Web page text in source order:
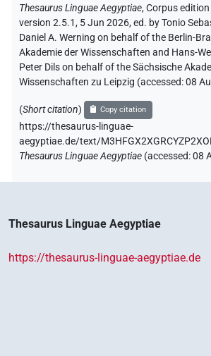
Thesaurus Linguae Aegyptiae,Corpus
version 2.5.1, 5 Jun 2026, ed. by Tonio
Daniel A. Werning on behalf of the Berlin-
Akademie der Wissenschaften and Hans-
Peter Dils on behalf of the Sächsische
Wissenschaften zu Leipzig (accessed:08
(Short citation) Copy citation
https://thesaurus-linguae-
aegyptiae.de/text/
Thesaurus Linguae Aegyptiae (accessed:08
Thesaurus Linguae Aegyptiae
https://thesaurus-linguae-aegyptiae.de